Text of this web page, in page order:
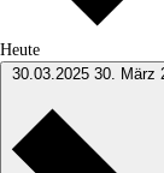
Heute
30.03.2025 30. März